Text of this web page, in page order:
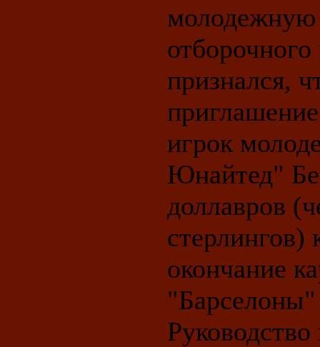
молодежную
признался,
игрок
Юнайтед"
доллавров
стерлингов)
окончание
"Барселоны"
Руководство